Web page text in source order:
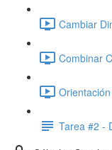
Cambiar
Combinar
Tarea #2 -